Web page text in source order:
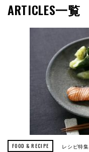
ARTICLES一覧
FOOD & RECIPE レシピ特集